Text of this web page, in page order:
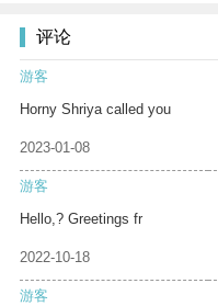
评论
游客
Horny Shriya called you
2023-01-08
游客
Hello,? Greetings fr
2022-10-18
游客